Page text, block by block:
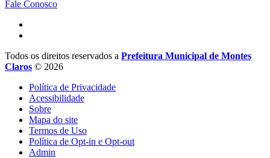
Fale Conosco
Todos os direitos reservados a Prefeitura Municipal de Montes
Claros © 2026
Política de Privacidade
Acessibilidade
Sobre
Mapa do site
Termos de Uso
Política de Opt-in e Opt-out
Admin